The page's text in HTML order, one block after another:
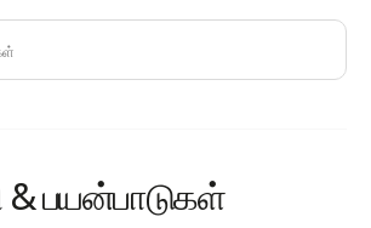
& பயன்பாடுகள்